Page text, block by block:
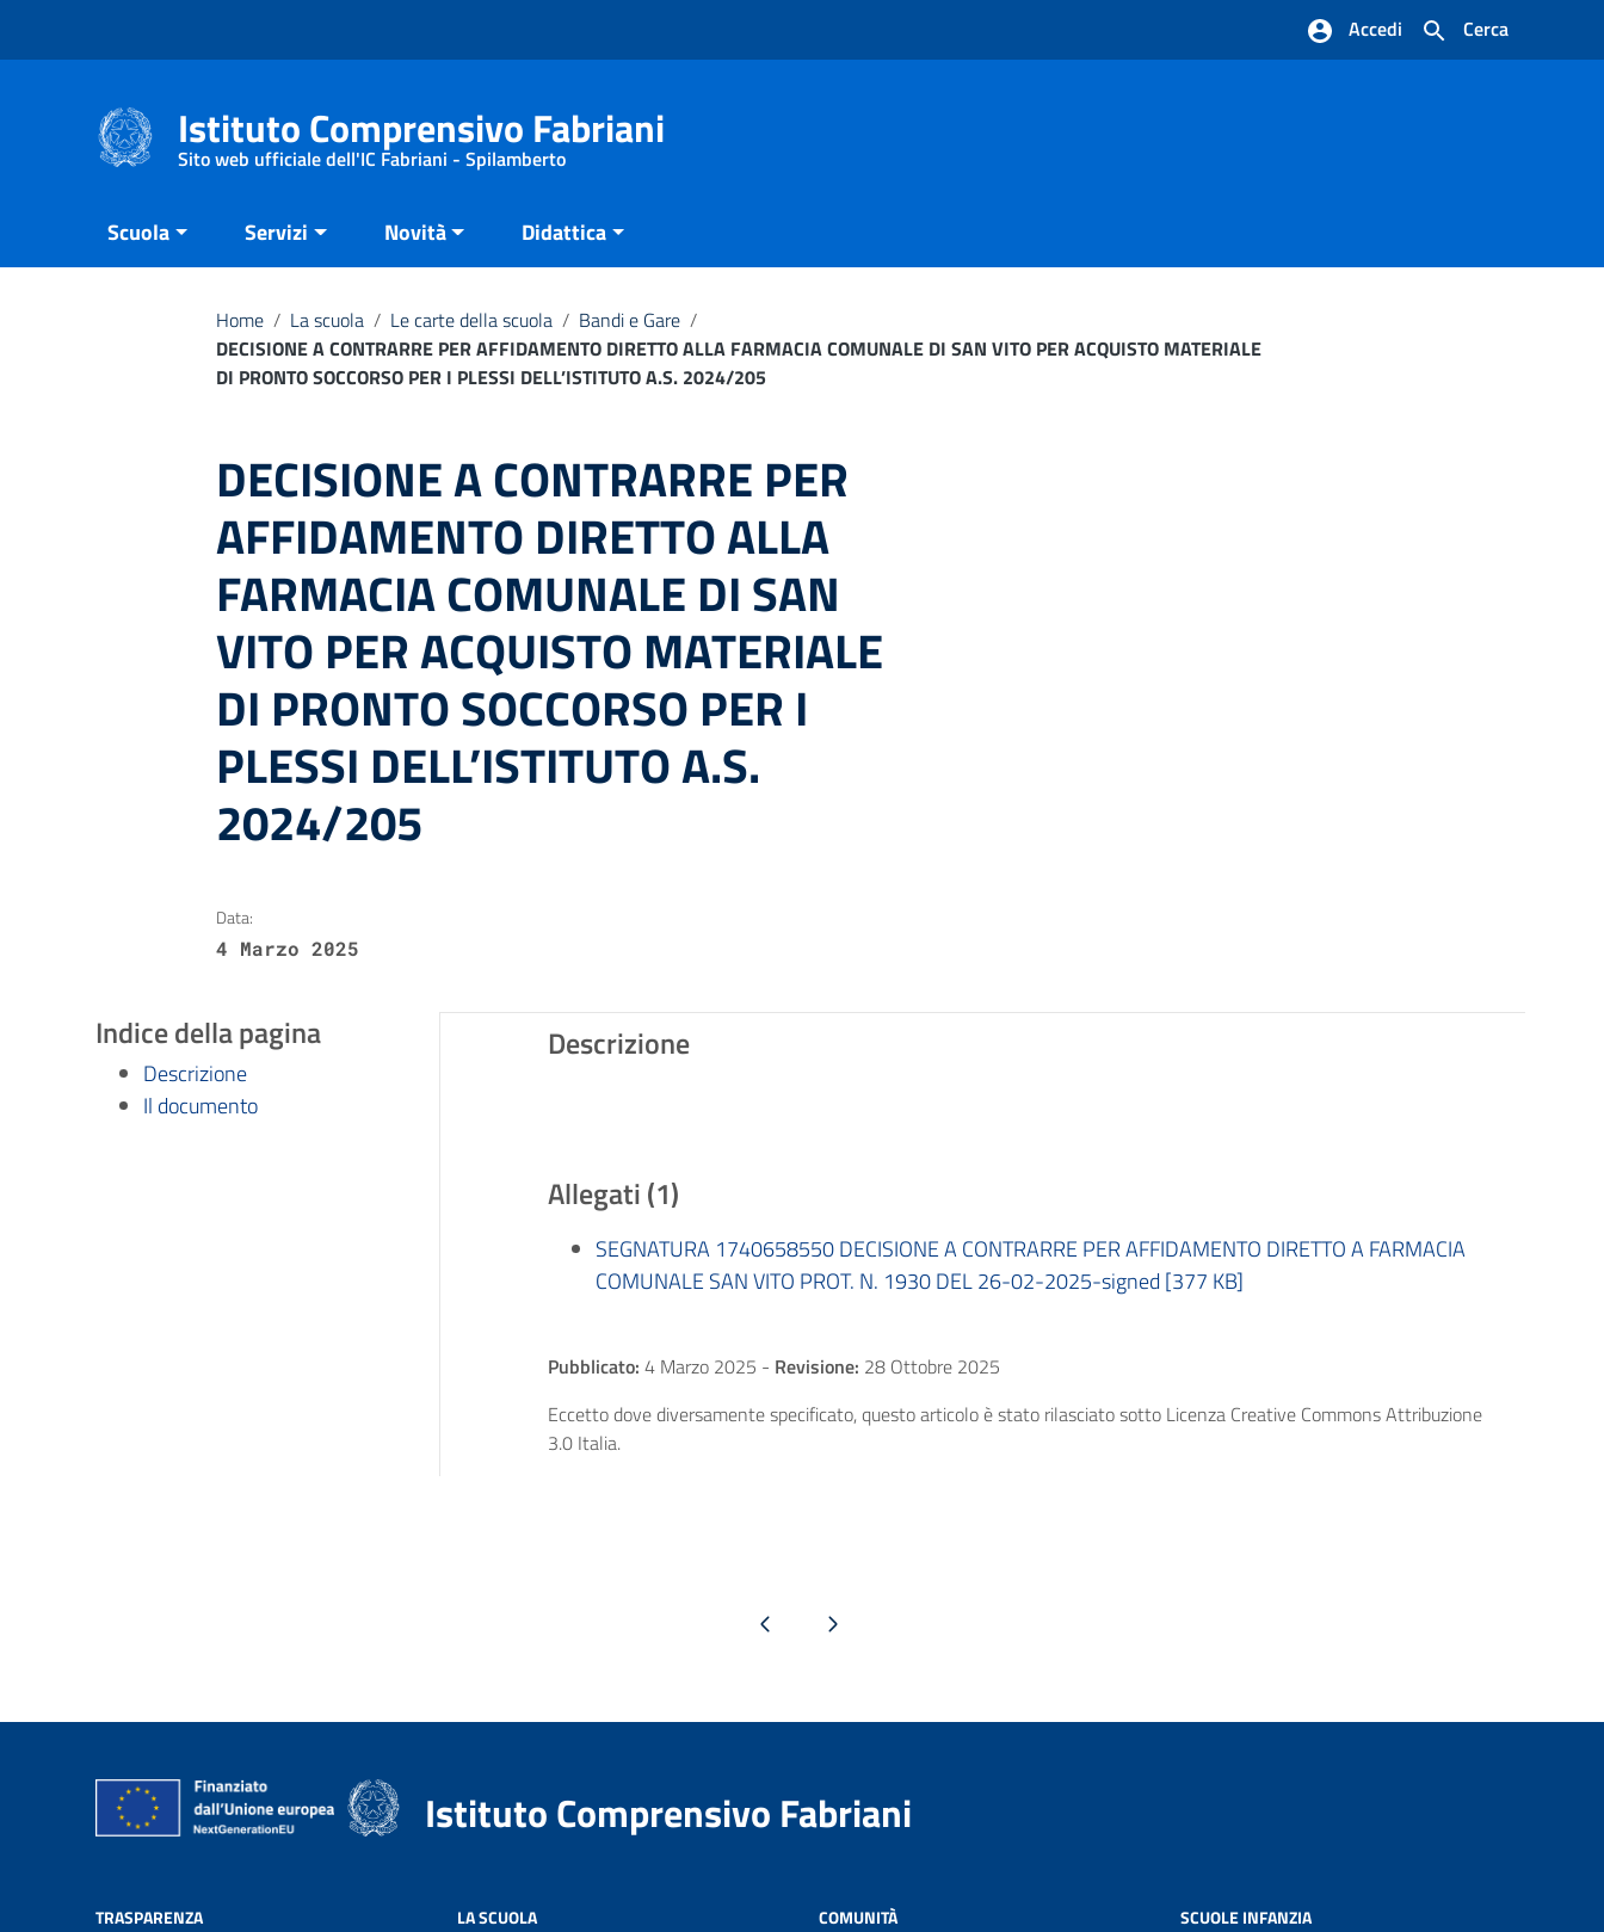
Cerca
Accedi
Istituto Comprensivo Fabriani
Sito web ufficiale dell'IC Fabriani - Spilamberto
Scuola Servizi Novità Didattica
Home / La scuola / Le carte della scuola / Bandi e Gare /
DECISIONE A CONTRARRE PER AFFIDAMENTO DIRETTO ALLA FARMACIA COMUNALE DI SAN VITO PER ACQUISTO MATERIALE
DI PRONTO SOCCORSO PER I PLESSI DELL’ISTITUTO A.S. 2024/205
DECISIONE A CONTRARRE PER
AFFIDAMENTO DIRETTO ALLA
FARMACIA COMUNALE DI SAN
VITO PER ACQUISTO MATERIALE
DI PRONTO SOCCORSO PER I
PLESSI DELL’ISTITUTO A.S.
2024/205
Data:
4 Marzo 2025
Indice della pagina
Descrizione
Il documento
Descrizione
Allegati (1)
SEGNATURA 1740658550 DECISIONE A CONTRARRE PER AFFIDAMENTO DIRETTO A FARMACIA
COMUNALE SAN VITO PROT. N. 1930 DEL 26-02-2025-signed [377 KB]
Pubblicato: 4 Marzo 2025 - Revisione: 28 Ottobre 2025
Eccetto dove diversamente specificato, questo articolo è stato rilasciato sotto Licenza Creative Commons Attribuzione
3.0 Italia.
Pagina precedentePagina successiva
Istituto Comprensivo Fabriani
TRASPARENZA LA SCUOLA COMUNITÀ SCUOLE INFANZIA